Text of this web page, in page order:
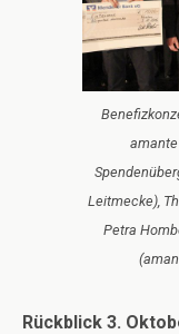
Leitmecke),
Petra
Rückblick 3.